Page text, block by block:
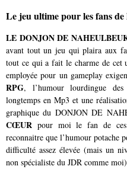
Le jeu ultime pour les fans de
LE DONJON DE
avant tout un jeu qui plaira aux
tout ce qui a fait le charme de
employée pour un gameplay
RPG, l’humour lourdingue des
longtemps en Mp3 et une
graphique du DONJON DE
CŒUR pour moi le fan de
reconnaitre que l’humour potache
difficulté assez élevée (mais un
non spécialiste du JDR comme